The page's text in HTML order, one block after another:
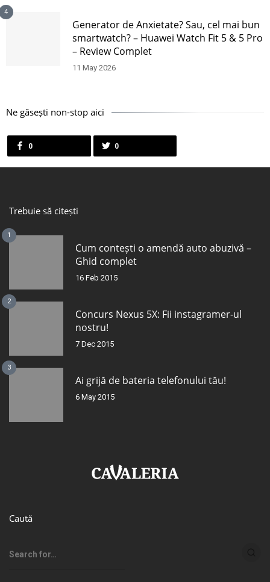
4
Generator de Anxietate? Sau, cel mai bun
smartwatch? – Huawei Watch Fit 5 & 5 Pro
– Review Complet
11 May 2026
Ne găsești non-stop aici
0 0
Trebuie să citești
1
Cum contești o amendă auto abuzivă –
Ghid complet
16 Feb 2015
2
Concurs Nexus 5X: Fii instagramer-ul
nostru!
7 Dec 2015
3
Ai grijă de bateria telefonului tău!
6 May 2015
Caută